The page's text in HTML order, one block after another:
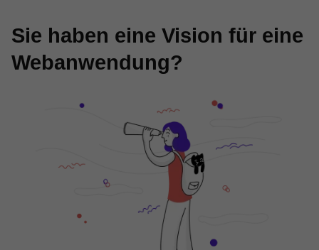
Sie haben eine Vision für eine
Webanwendung?